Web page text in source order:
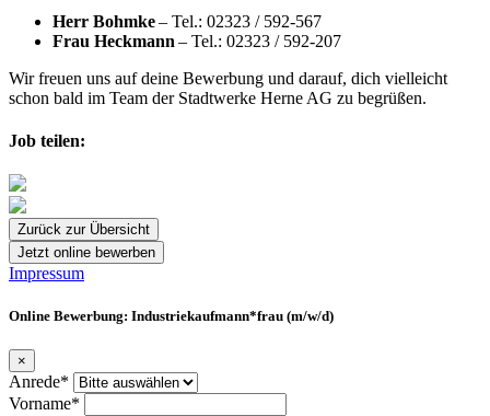
Herr Bohmke– Tel.: 02323 / 592-567
Frau Heckmann – Tel.: 02323 / 592-207
Wir freuen uns auf deine Bewerbung und darauf, dich vielleicht
schon bald im Team der Stadtwerke Herne AG zu begrüßen.
Job teilen:
Zurück zur Übersicht
Jetzt online bewerben
Impressum
Online Bewerbung: Industriekaufmann*frau (m/w/d)
×
Anrede*
Vorname*